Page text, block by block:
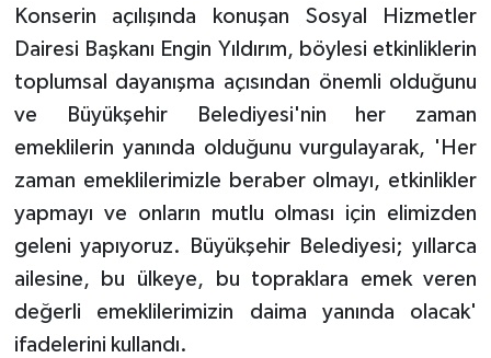
Konserin açılışında konuşan Sosyal Hizmetler
Dairesi Başkanı Engin Yıldırım, böylesi etkinliklerin
toplumsal dayanışma açısından önemli olduğunu
ve Büyükşehir Belediyesi'nin her zaman
emeklilerin yanında olduğunu vurgulayarak, 'Her
zaman emeklilerimizle beraber olmayı, etkinlikler
yapmayı ve onların mutlu olması için elimizden
geleni yapıyoruz. Büyükşehir Belediyesi; yıllarca
ailesine, bu ülkeye, bu topraklara emek veren
değerli emeklilerimizin daima yanında olacak'
ifadelerini kullandı.